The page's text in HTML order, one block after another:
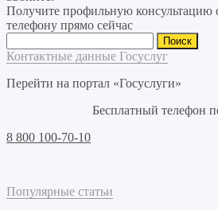
Получите профильную консультацию
телефону прямо сейчас
Контактные данные Госуслуг
Перейти на портал «Госуслуги»
Бесплатный телефон
8 800 100-70-10
Популярные статьи